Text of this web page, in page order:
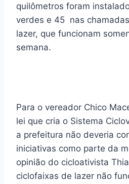
quilômetros foram
verdes e 45 nas
lazer, que funcionam
semana.
Para o vereador Chico
lei que cria o Sistema
a prefeitura não deveria
iniciativas como parte da
opinião do cicloativista
ciclofaixas de lazer não